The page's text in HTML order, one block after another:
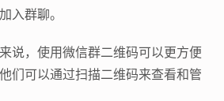
入群聊。
说，使用微信群二维码可以更方便
们可以通过扫描二维码来查看和管